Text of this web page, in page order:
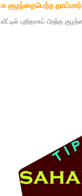
குழந்தைபெற்ற
புதிதாகப் பிறந்த